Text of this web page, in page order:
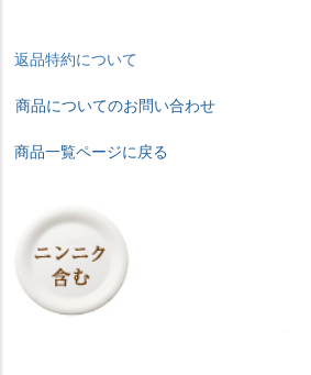
返品特約について
商品についてのお問い合わせ
商品一覧ページに戻る